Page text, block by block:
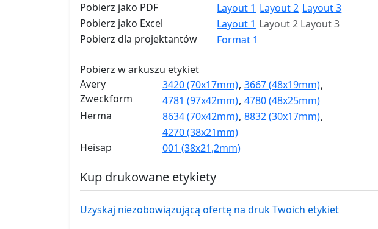
Pobierz jako PDF
Layout 1 Layout 2 Layout 3
Pobierz jako Excel
Layout 1 Layout 2 Layout 3
Pobierz dla projektantów
Format 1
Pobierz w arkuszu etykiet
Avery
Zweckform
3420 (70x17mm), 3667 (48x19mm),
4781 (97x42mm), 4780 (48x25mm)
Herma
8634 (70x42mm), 8832 (30x17mm),
4270 (38x21mm)
Heisap
001 (38x21,2mm)
Kup drukowane etykiety
Uzyskaj niezobowiązującą ofertę na druk Twoich etykiet